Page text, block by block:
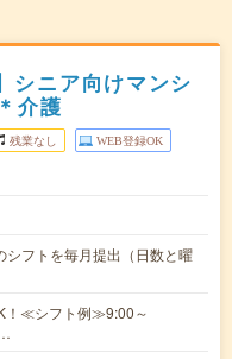
シニア向けマンシ
介護
残業なし WEB登録OK
フトを毎月提出（日数と曜
！≪シフト例≫9:00～